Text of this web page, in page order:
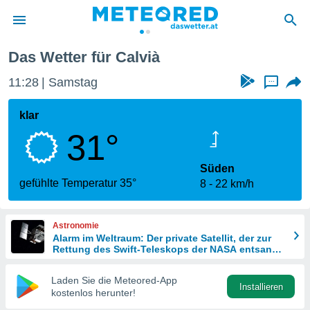
wurde
dass
sind.
diese
Das Wetter für Calvià
11:28 Samstag ...
klar
31°
gefühlte Temperatur 35°
Süden
8
22 km/h
Astronomie
Alarm im Weltraum: Der private Satellit, der zur
Rettung des Swift-Teleskops der NASA entsandt
Laden Sie die Meteored-App
kostenlos herunter!
Installieren